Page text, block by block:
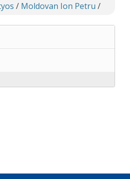
/ Moldovan Ion Petru /